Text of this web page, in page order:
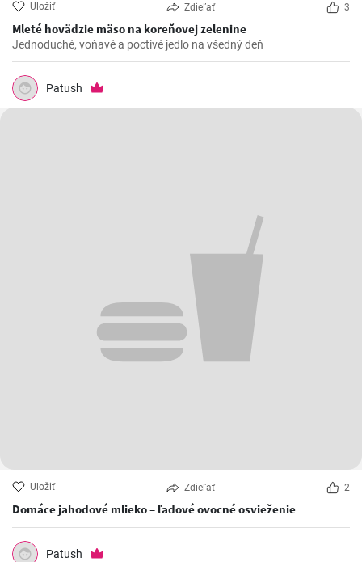
Uložiť Zdieľať 3
Mleté hovädzie mäso na koreňovej zelenine
Jednoduché, voňavé a poctivé jedlo na všedný deň
Patush
Uložiť Zdieľať 2
Domáce jahodové mlieko – ľadové ovocné osvieženie
Patush